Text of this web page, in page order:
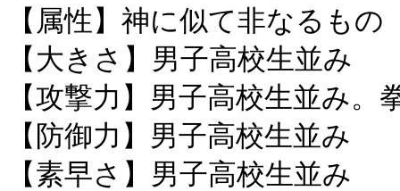
【属性】神に似て非なるもの
【大きさ】男子高校生並み
【攻撃力】男子高校生並み。
【防御力】男子高校生並み
【素早さ】男子高校生並み